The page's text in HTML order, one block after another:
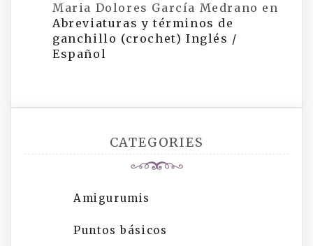
Maria Dolores García Medrano en
Abreviaturas y términos de
ganchillo (crochet) Inglés /
Español
CATEGORIES
Amigurumis
Puntos básicos